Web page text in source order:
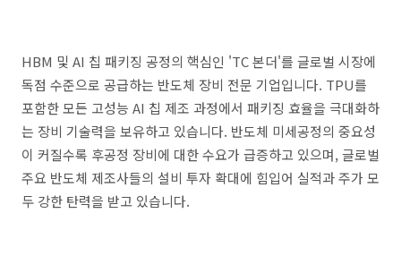
HBM 및 AI 칩 패키징 공정의 핵심인 'TC 본더'를 글로벌 시장에
독점 수준으로 공급하는 반도체 장비 전문 기업입니다. TPU를
포함한 모든 고성능 AI 칩 제조 과정에서 패키징 효율을 극대화하
는 장비 기술력을 보유하고 있습니다. 반도체 미세공정의 중요성
이 커질수록 후공정 장비에 대한 수요가 급증하고 있으며, 글로벌
주요 반도체 제조사들의 설비 투자 확대에 힘입어 실적과 주가 모
두 강한 탄력을 받고 있습니다.